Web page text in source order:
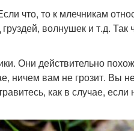
что, то к млечникам
волнушек и т.д. Так
Они действительно
ничем вам не грозит. Вы
как в случае,